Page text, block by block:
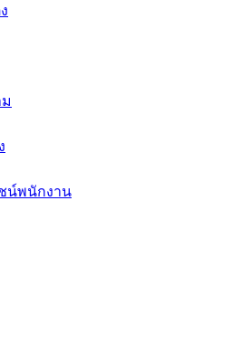
น์พนักงาน